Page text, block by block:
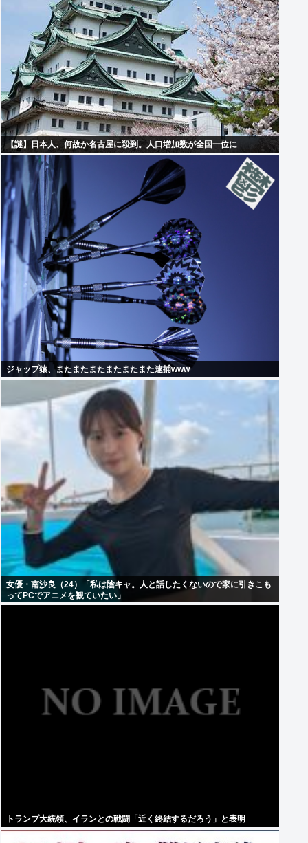
【謎】日本人、何故か名古屋に殺到。人口増加数が全国一位に
ジャップ猿、またまたまたまたまたまた逮捕www
女優・南沙良（24）「私は陰キャ。人と話したくないので家に引きこも
ってPCでアニメを観ていたい」
トランプ大統領、イランとの戦闘「近く終結するだろう」と表明